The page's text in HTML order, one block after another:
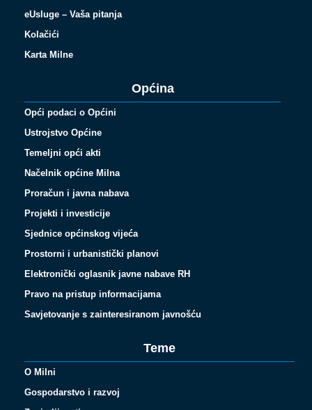
eUsluge – Vaša pitanja
Kolačići
Karta Milne
Općina
Opći podaci o Općini
Ustrojstvo Općine
Temeljni opći akti
Načelnik općine Milna
Proračun i javna nabava
Projekti i investicije
Sjednice općinskog vijeća
Prostorni i urbanistički planovi
Elektronički oglasnik javne nabave RH
Pravo na pristup informacijama
Savjetovanje s zainteresiranom javnošću
Teme
O Milni
Gospodarstvo i razvoj